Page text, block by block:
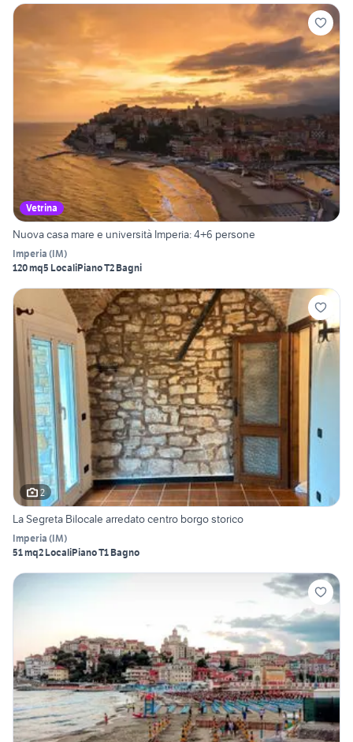
Vetrina
Nuova casa mare e università Imperia: 4+6 persone
Imperia (IM)
120 mq5 LocaliPiano T2 Bagni
2
La Segreta Bilocale arredato centro borgo storico
Imperia (IM)
51 mq2 LocaliPiano T1 Bagno